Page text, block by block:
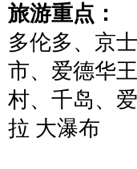
旅游重点：
多伦多、京
市、爱德华
村、千岛、
拉 大瀑布